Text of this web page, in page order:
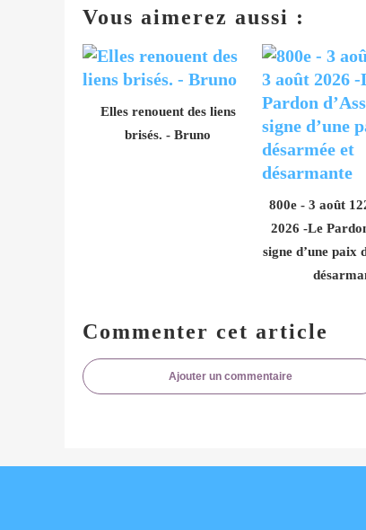
Vous aimerez aussi :
Elles renouent des liens
brisés. - Bruno
800e - 3 août
2026 -Le
signe d’une paix
Commenter cet article
Ajouter un commentaire